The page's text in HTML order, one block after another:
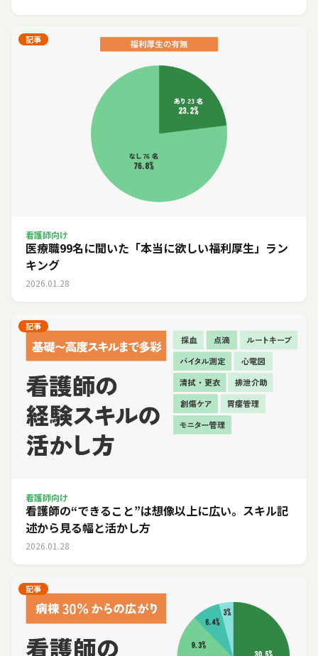
記事
看護師向け
医療職99名に聞いた「本当に欲しい福利厚生」ラン
キング
2026.01.28
記事
看護師向け
看護師の“できること”は想像以上に広い。スキル記
述から見る幅と活かし方
2026.01.28
記事